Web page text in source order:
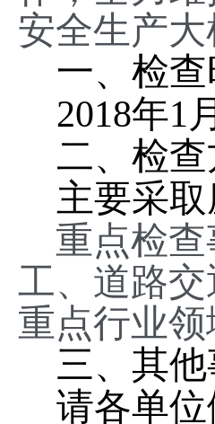
安全生产
一、检查
2018年1
二、检
主要采
重点检
工、道路
重点行业
三、其
请各单